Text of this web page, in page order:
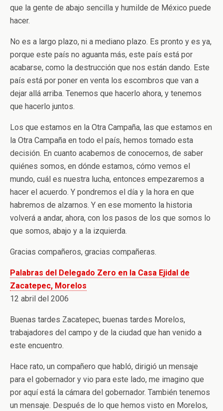
que la gente de abajo sencilla y humilde de México puede
hacer.
No es a largo plazo, ni a mediano plazo. Es pronto y es ya,
porque este país no aguanta más, este país está por
acabarse, como la destrucción que nos están dando. Este
país está por poner en venta los escombros que van a
dejar allá arriba. Tenemos que hacerlo ahora, y tenemos
que hacerlo juntos.
Los que estamos en la Otra Campaña, las que estamos en
la Otra Campaña en todo el país, hemos tomado esta
decisión. En cuanto acabemos de conocernos, de saber
quiénes somos, en dónde estamos, cómo vemos el
mundo, cuál es nuestra lucha, entonces empezaremos a
hacer el acuerdo. Y pondremos el día y la hora en que
habremos de alzarnos. Y en ese momento la historia
volverá a andar, ahora, con los pasos de los que somos lo
que somos, abajo y a la izquierda.
Gracias compañeros, gracias compañeras.
Palabras del Delegado Zero en la Casa Ejidal de
Zacatepec, Morelos
12 abril del 2006
Buenas tardes Zacatepec, buenas tardes Morelos,
trabajadores del campo y de la ciudad que han venido a
este encuentro.
Hace rato, un compañero que habló, dirigió un mensaje
para el gobernador y vio para este lado, me imagino que
por aquí está la cámara del gobernador. También tenemos
un mensaje. Después de lo que hemos visto en Morelos,